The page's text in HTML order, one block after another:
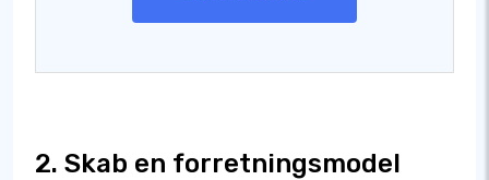
2. Skab en forretningsmodel